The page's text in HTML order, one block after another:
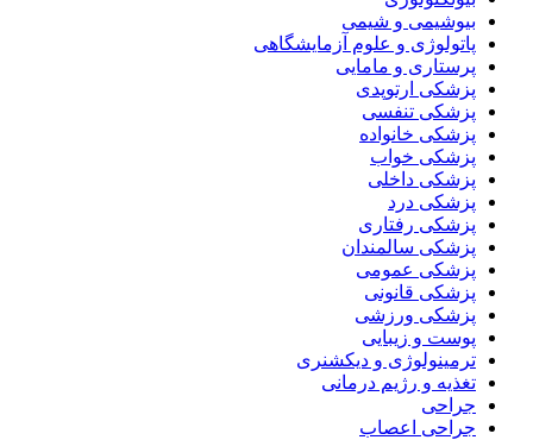
بیوشیمی و شیمی
پاتولوژی و علوم آزمایشگاهی
پرستاری و مامایی
پزشکی ارتوپدی
پزشکی تنفسی
پزشکی خانواده
پزشکی خواب
پزشکی داخلی
پزشکی درد
پزشکی رفتاری
پزشکی سالمندان
پزشکی عمومی
پزشکی قانونی
پزشکی ورزشی
پوست و زیبایی
ترمینولوژی و دیکشنری
تغذیه و رژیم درمانی
جراحی
جراحی اعصاب